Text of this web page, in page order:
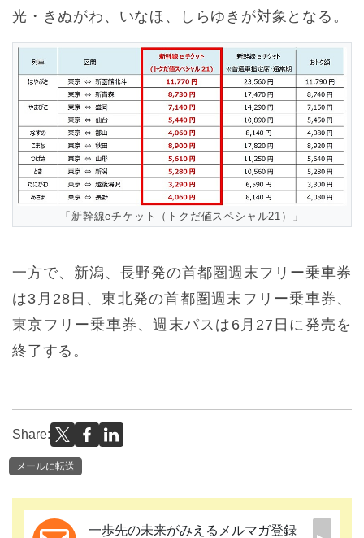
光・きぬがわ、いなほ、しらゆきが対象となる。
「新幹線eチケット（トクだ値スペシャル21）」
一方で、新潟、長野発の首都圏週末フリー乗車券
は3月28日、東北発の首都圏週末フリー乗車券、
東京フリー乗車券、週末パスは6月27日に発売を
終了する。
Share:
メールに転送
一歩先の未来がみえるメルマガ登録